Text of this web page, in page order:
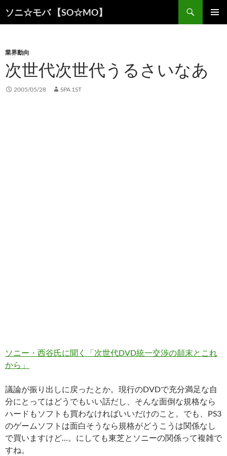
ソニ☆モバ 【SO☆MO】
索
ン
ツ
へ
キ
業界動向
次世代次世代うるさいなあ
2005/05/28 SPA 1ST
ソニー・西谷氏に聞く「次世代DVD統一交渉の顛末とこれ
から」
議論が振り出しに戻ったとか。現行のDVDで充分満足な自
分にとってはどうでもいい話だし、そんな面倒な規格なら
ハードもソフトも買わなければいいだけのこと。でも、PS3
のゲームソフトは面白そうなら規格がどうこうは関係なし
で買いますけど…。にしても東芝とソニーの関係って複雑で
すね。